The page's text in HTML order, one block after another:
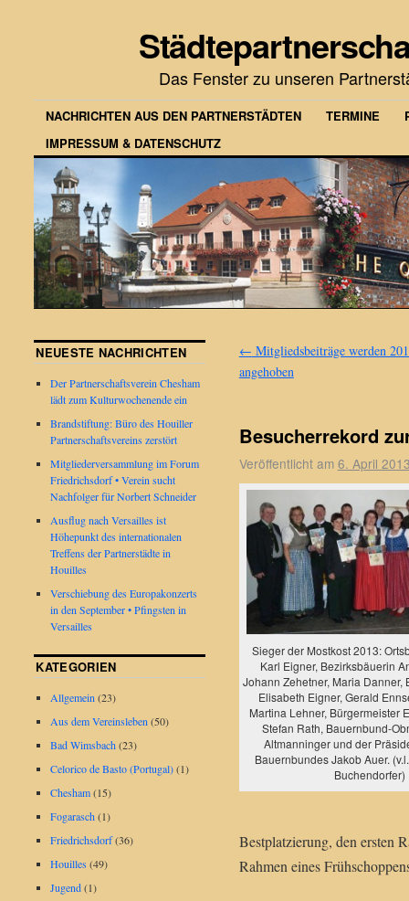
Das Fenster zu unseren
NACHRICHTEN AUS DEN PARTNERSTÄDTEN TERMINE
IMPRESSUM & DATENSCHUTZ
← Mitgliedsbeiträge werden
angehoben
Besucherrekord
Veröffentlicht am 6. April
Sieger der Mostkost 2013:
Karl Eigner, Bezirksbäuerin
Johann Zehetner, Maria Danner,
Elisabeth Eigner, Gerald
Martina Lehner, Bürgermeister
Stefan Rath, Bauernbund-
Altmanninger und der
Bauernbundes Jakob Auer.
Buchendorfer)
Bestplatzierung, den ersten
Rahmen eines
NEUESTE NACHRICHTEN
Der Partnerschaftsverein Chesham
lädt zum Kulturwochenende ein
Brandstiftung: Büro des Houiller
Partnerschaftsvereins zerstört
Mitgliederversammlung im Forum
Friedrichsdorf • Verein sucht
Nachfolger für Norbert Schneider
Ausflug nach Versailles ist
Höhepunkt des internationalen
Treffens der Partnerstädte in
Houilles
Verschiebung des Europakonzerts
in den September • Pfingsten in
Versailles
KATEGORIEN
Allgemein (23)
Aus dem Vereinsleben (50)
Bad Wimsbach(23)
Celorico de Basto (Portugal)(1)
Chesham(15)
Fogarasch(1)
Friedrichsdorf(36)
Houilles(49)
Jugend(1)